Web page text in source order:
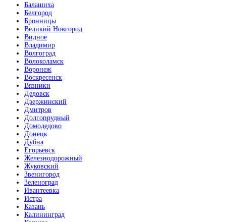
Балашиха
Белгород
Бронницы
Великий Новгород
Видное
Владимир
Волгоград
Волоколамск
Воронеж
Воскресенск
Вязники
Дедовск
Дзержинский
Дмитров
Долгопрудный
Домодедово
Донецк
Дубна
Егорьевск
Железнодорожный
Жуковский
Звенигород
Зеленоград
Ивантеевка
Истра
Казань
Калининград